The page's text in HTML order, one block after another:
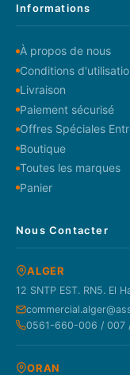
Informations
À propos de nous
Conditions
Livraison
Paiement sécurisé
Offres Spéciales
Boutique
Toutes les marques
Panier
Nous Contacter
ALGER
12 SNTP EST. RN5. El
0561-660-006 / 007
ORAN